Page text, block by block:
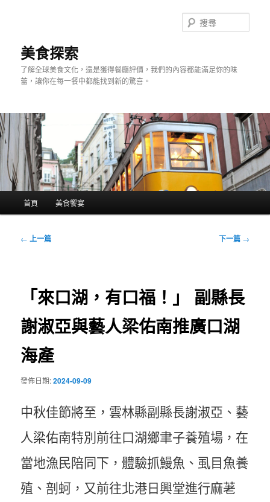
美食探索
了解全球美食文化，還是獲得餐廳評價，我們的內容都能滿足你的味
蕾，讓你在每一餐中都能找到新的驚喜。
尋
首頁 美食饗宴
文
← 上一篇 下一篇 →
「來口湖，有口福！」 副縣長
謝淑亞與藝人梁佑南推廣口湖
海產
發佈日期:2024-09-09
中秋佳節將至，雲林縣副縣長謝淑亞、藝
人梁佑南特別前往口湖鄉聿子養殖場，在
當地漁民陪同下，體驗抓鰻魚、虱目魚養
殖、剖蚵，又前往北港日興堂進行麻荖